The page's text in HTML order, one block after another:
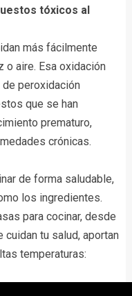
tóxicos al
más fácilmente
o aire. Esa oxidación
peroxidación
que se han
prematuro,
crónicas.
de forma saludable,
los ingredientes.
para cocinar, desde
cuidan tu salud, aportan
temperaturas: